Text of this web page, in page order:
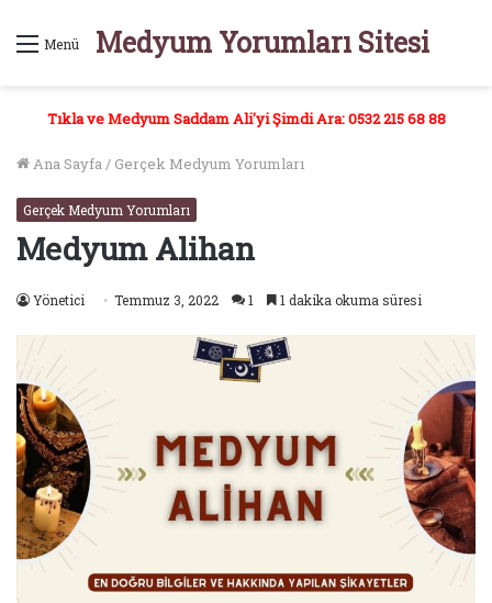
Menü Medyum Yorumları Sitesi
Tıkla ve Medyum Saddam Ali'yi Şimdi Ara: 0532 215 68 88
Ana Sayfa/ Gerçek Medyum Yorumları
Gerçek Medyum Yorumları
Medyum Alihan
Yönetici Temmuz 3, 2022 1 1 dakika okuma süresi